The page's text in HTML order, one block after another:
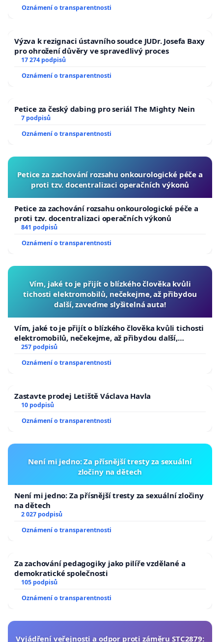
Oznámení o transparentnosti
Výzva k rezignaci ústavního soudce JUDr. Josefa Baxy
pro ohrožení důvěry ve spravedlivý proces
17 274 podpisů
Oznámení o transparentnosti
Petice za český dabing pro seriál The Mighty Nein
7 podpisů
Oznámení o transparentnosti
Petice za zachování rozsahu onkourologické péče a
proti tzv. docentralizaci operačních výkonů
Petice za zachování rozsahu onkourologické péče a
proti tzv. docentralizaci operačních výkonů
841 podpisů
Oznámení o transparentnosti
Vím, jaké to je přijít o blízkého člověka kvůli
tichosti elektromobilů, nečekejme, až přibydou
další, zaveďme slyšitelná auta!
Vím, jaké to je přijít o blízkého člověka kvůli tichosti
elektromobilů, nečekejme, až přibydou další,
zaveďme slyšitelná auta!
257 podpisů
Oznámení o transparentnosti
Zastavte prodej Letiště Václava Havla
10 podpisů
Oznámení o transparentnosti
Není mi jedno: Za přísnější tresty za sexuální
zločiny na dětech
Není mi jedno: Za přísnější tresty za sexuální zločiny
na dětech
2 027 podpisů
Oznámení o transparentnosti
Za zachování pedagogiky jako pilíře vzdělané a
demokratické společnosti
105 podpisů
Oznámení o transparentnosti
Vyjádření veřejnosti a odpor proti záměru STC2879: